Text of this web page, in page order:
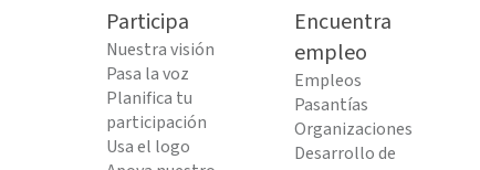
Participa
Nuestra visión
Pasa la voz
Planifica tu
participación
Usa el logo
Encuentra
empleo
Empleos
Pasantías
Organizaciones
Desarrollo de